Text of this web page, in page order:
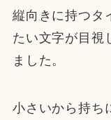
縦向きに持つタ
たい文字が目視
ました。
小さいから持ち